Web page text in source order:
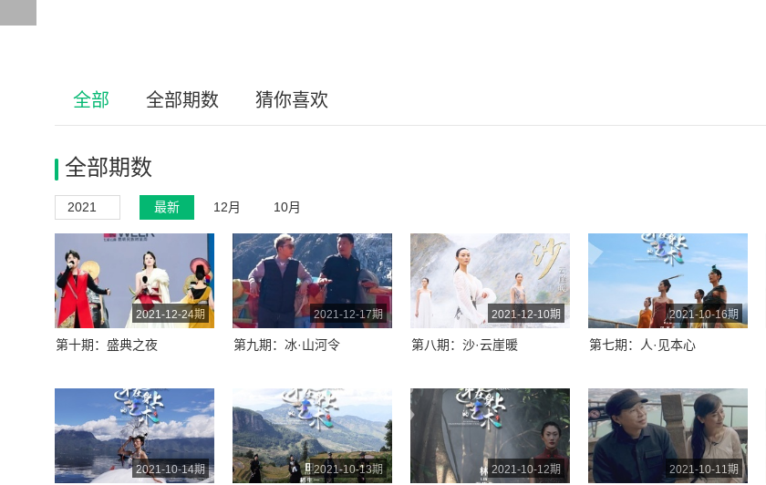
全部 全部期数 猜你喜欢
全部期数
2021 最新 12月 10月
2021-12-24期
第十期：盛典之夜
2021-12-17期
第九期：冰·山河令
2021-12-10期
第八期：沙·云崖暖
2021-10-16期
第七期：人·见本心
2021-10-14期 2021-10-13期 2021-10-12期 2021-10-11期